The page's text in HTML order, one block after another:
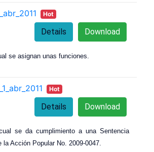
Hot
Download
Details
se asignan unas funciones.
Hot
Download
Details
se da cumplimiento a una Sentencia
la Acción Popular No. 2009-0047.